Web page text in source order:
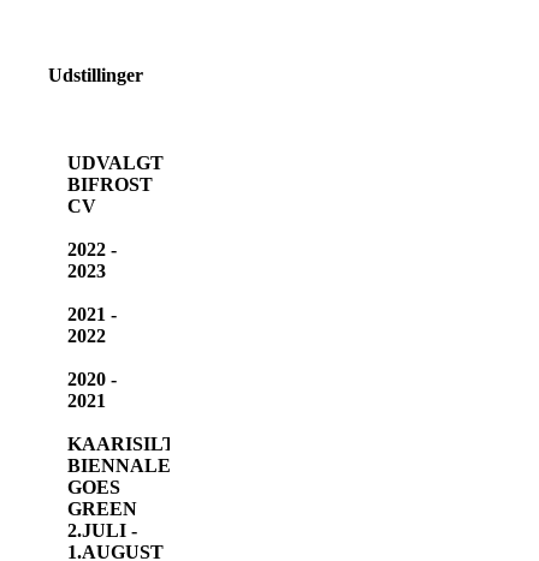
Udstillinger
UDVALGT
BIFROST
CV
2022 -
2023
2021 -
2022
2020 -
2021
KAARISILTA
BIENNALE
GOES
GREEN
2.JULI -
1.AUGUST